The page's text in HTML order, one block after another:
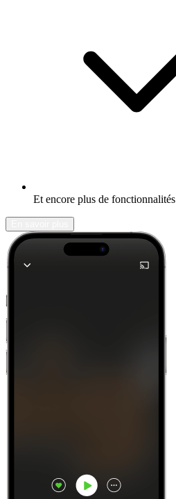
Et encore plus de fonctionnalités